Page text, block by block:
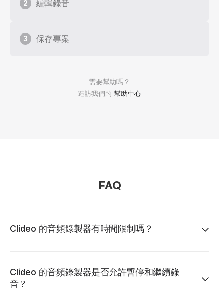
需要幫助嗎？
造訪我們的 幫助中心
2 編輯錄音
3 保存專案
FAQ
Clideo 的音頻錄製器有時間限制嗎？
Clideo 的音頻錄製器是否允許暫停和繼續錄
音？